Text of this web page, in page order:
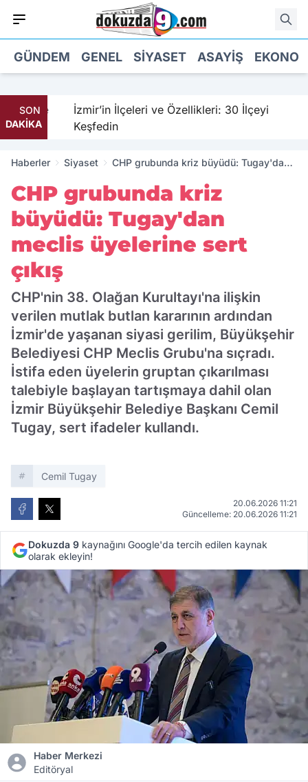
GÜNDEM GENEL SIYASET ASAYIŞ
SON
DAKİKA
İzmir’in İlçeleri ve Özellikleri: 30 İlçeyi
Keşfedin
Haberler Siyaset
CHP grubunda kriz büyüdü: Tugay'dan
CHP grubunda kriz
büyüdü: Tugay'dan
meclis üyelerine sert
çıkış
CHP'nin 38. Olağan Kurultayı'na ilişkin
verilen mutlak butlan kararının ardından
İzmir'de yaşanan siyasi gerilim, Büyükşehir
Belediyesi CHP Meclis Grubu'na sıçradı.
İstifa eden üyelerin gruptan çıkarılması
talebiyle başlayan tartışmaya dahil olan
İzmir Büyükşehir Belediye Başkanı Cemil
Tugay, sert ifadeler kullandı.
Cemil Tugay
20.06.2026 11:21
Güncelleme: 20.06.2026 11:21
Dokuzda 9 kaynağını Google'da tercih edilen kaynak
olarak ekleyin!
Haber Merkezi
Editöryal